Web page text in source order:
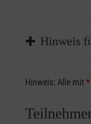
Hinweis
Sofern Sie
vorliegen
Hinweis: Alle mit*